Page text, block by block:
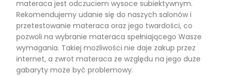
materaca jest odczuciem wysoce subiektywnym.
Rekomendujemy udanie się do naszych salonów i
przetestowanie materaca oraz jego twardości, co
pozwoli na wybranie materaca spełniającego Wasze
wymagania. Takiej możliwości nie daje zakup przez
internet, a zwrot materaca ze względu na jego duże
gabaryty może być problemowy.